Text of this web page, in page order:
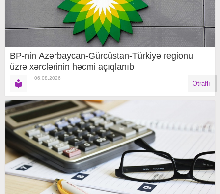
BP-nin Azərbaycan-Gürcüstan-Türkiyə regionu
üzrə xərclərinin həcmi açıqlanıb
06.08.2026
Ətraflı